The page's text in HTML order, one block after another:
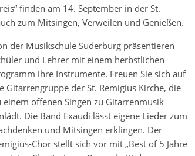
finden am 14. September in der St.
zum Mitsingen, Verweilen und Genießen.
der Musikschule Suderburg präsentieren
und Lehrer mit einem herbstlichen
ihre Instrumente. Freuen Sie sich auf
Gitarrengruppe der St. Remigius Kirche, die
einem offenen Singen zu Gitarrenmusik
Die Band Exaudi lässt eigene Lieder zum
und Mitsingen erklingen. Der
Chor stellt sich vor mit „Best of 5 Jahre